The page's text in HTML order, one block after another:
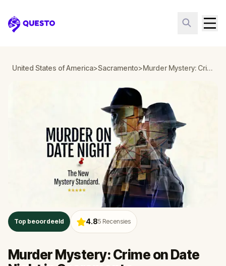
Questo
United States of America>Sacramento> Murder Mystery: Crime on Date Night in Sacramento
Top beoordeeld 4.85 Recensies
Murder Mystery: Crime on Date